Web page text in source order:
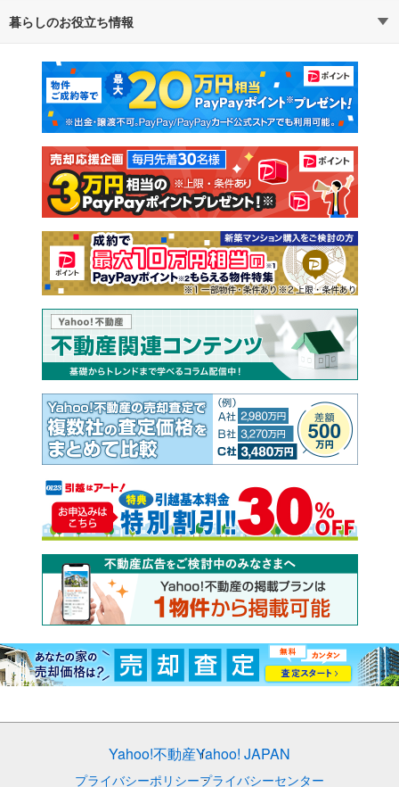
通勤・通学時間から探す
不動産・住宅
新築マンション 中古マンション
新築一戸建て 中古一戸建て
注文住宅 土地
売却査定
暮らしのお役立ち情報
マンションカタログ 教えて！住まいの先生
Yahoo!不動産Yahoo! JAPAN
プライバシーポリシープライバシーセンター